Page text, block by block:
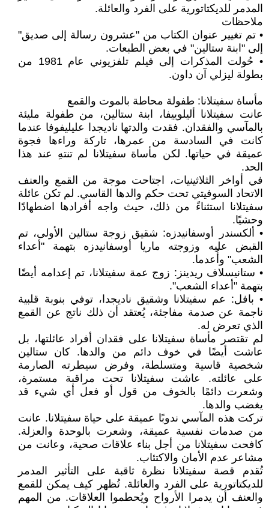
المدمر للديكتاتورية على الفرد والعائلة.
ملاحظات
• تم تغيير عنوان الكتاب من "عشرون رسالة إلى صديق"
إلى "ابنة ستالين" في بعض الطبعات.
• حُولت المذكرات إلى فيلم تلفزيوني عام 1981 من
بطولة ليزلي آن داون.
مأساة سفيتلانا: طفولة محاطة بالموت والقمع
عانت سفيتلانا أليلوييفا، ابنة ستالين، من طفولة مليئة
بالمآسي والفقدان. فقدت والدتها ناديجدا عليليفوفا عندما
كانت في السادسة من عمرها، تاركة وراءها فجوة
عميقة في حياتها. لكن مأساة سفيتلانا لم تنتهِ عند هذا
الحد.
في أواخر الثلاثينيات، اجتاحت موجة من القمع والعنف
الاتحاد السوفيتي تحت حكم والدها القاسي. لم تكن عائلة
سفيتلانا استثناءً من ذلك، حيث واجه أفرادها اضطهادًا
وحشيًا.
• ألكسندر أوسفانيدزه: شقيق زوجة ستالين الأولى، تم
القبض عليه وزوجته ماريا أوسفانيدزه بتهمة "أعداء
الشعب" وأُعدما.
• ستانيسلاف ريدينز: زوج عمة سفيتلانا، تم إعدامه أيضًا
بتهمة "أعداء الشعب".
• بافل: عم سفيتلانا وشقيق ناديجدا، توفي بنوبة قلبية
ناجمة عن صدمة مفاجئة، يُعتقد أن ذلك ناتج عن القمع
الذي تعرض له.
لم تقتصر مأساة سفيتلانا على فقدان أفراد عائلتها، بل
عاشت أيضًا في خوف دائم من والدها. كان ستالين
شخصية قاسية ومتسلطة، وفرض سيطرته الصارمة
على عائلته. عاشت سفيتلانا تحت مراقبة مستمرة،
وشعرت دائمًا بالخوف من قول أو فعل أي شيء قد
يغضب والدها.
تركت هذه المآسي ندوبًا عميقة على حياة سفيتلانا. عانت
من صدمات نفسية عميقة، وشعرت بالوحدة والعزلة.
كافحت سفيتلانا من أجل بناء علاقات صحية، وعانت من
مشاعر عدم الأمان والاكتئاب.
تُقدم قصة سفيتلانا نظرة ثاقبة على التأثير المدمر
للديكتاتورية على الفرد والعائلة. تُظهر كيف يمكن للقمع
والعنف أن يدمرا الأرواح ويُحطموا العلاقات. من المهم